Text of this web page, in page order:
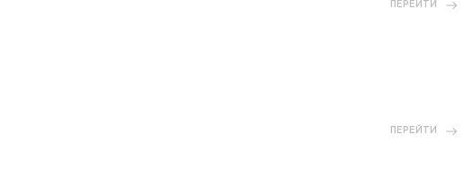
ПЕРЕЙТИ
ПЕРЕЙТИ